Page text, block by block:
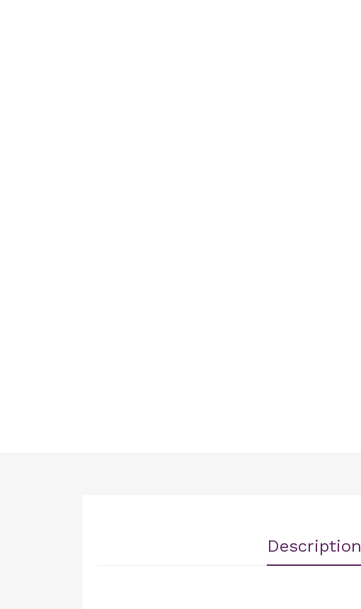
Description